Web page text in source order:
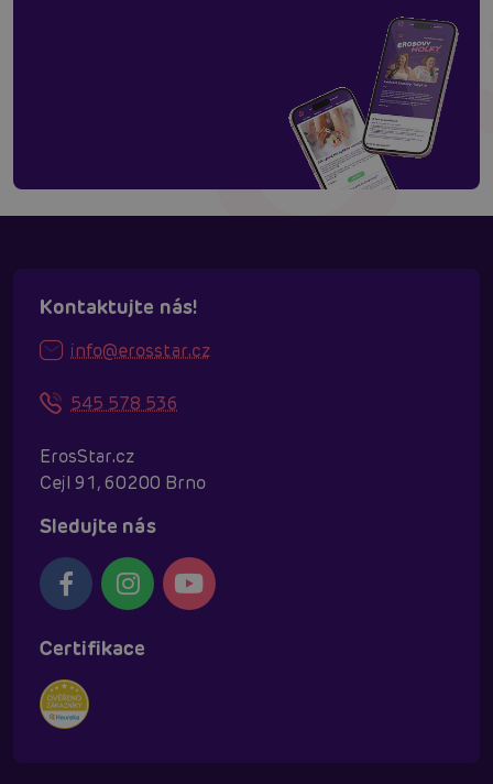
Kontaktujte nás!
info@erosstar.cz
545 578 536
ErosStar.cz
Cejl 91, 60200 Brno
Sledujte nás
Certifikace